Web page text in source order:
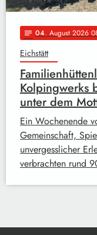
notes 04. August 2026
Eichstätt
Kolpingwerks
unter dem
Ein Wochenende
Gemeinschaft,
unvergesslicher
verbrachten rund